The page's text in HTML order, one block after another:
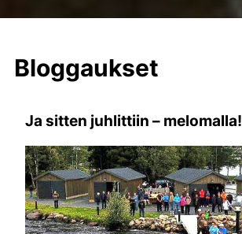
Bloggaukset
Ja sitten juhlittiin – melomalla!